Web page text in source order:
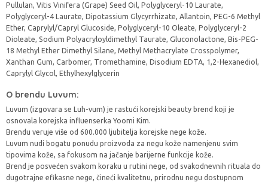
Pullulan, Vitis Vinifera (Grape) Seed Oil, Polyglyceryl-10 Laurate,
Polyglyceryl-4 Laurate, Dipotassium Glycyrrhizate, Allantoin, PEG-6 Methyl
Ether, Caprylyl/Capryl Glucoside, Polyglyceryl-10 Oleate, Polyglyceryl-2
Dioleate, Sodium Polyacryloyldimethyl Taurate, Gluconolactone, Bis-PEG-
18 Methyl Ether Dimethyl Silane, Methyl Methacrylate Crosspolymer,
Xanthan Gum, Carbomer, Tromethamine, Disodium EDTA, 1,2-Hexanediol,
Caprylyl Glycol, Ethylhexylglycerin
O brendu Luvum:
Luvum (izgovara se Luh-vum) je rastući korejski beauty brend koji je
osnovala korejska influenserka Yoomi Kim.
Brendu veruje više od 600.000 ljubitelja korejske nege kože.
Luvum nudi bogatu ponudu proizvoda za negu kože namenjenu svim
tipovima kože, sa fokusom na jačanje barijerne funkcije kože.
Brend je posvećen svakom koraku u rutini nege, od svakodnevnih rituala do
dugotrajne efikasne nege, čineći kvalitetnu, prirodnu negu dostupnom